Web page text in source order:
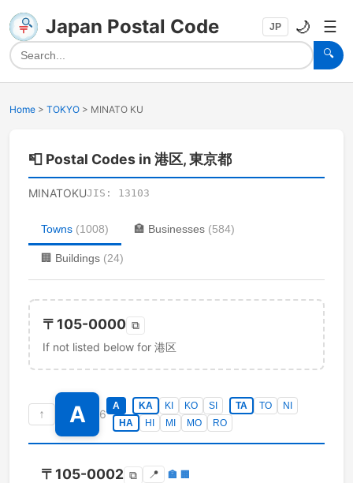
Japan Postal Code
🔍
JP 🌙 ☰
Home > TOKYO > MINATO KU
📮 Postal Codes in 港区, 東京都
MINATOKUJIS: 13103
Towns (1008) 🏣 Businesses (584)
🏢 Buildings (24)
〒 105-0000 ⧉
If not listed below for 港区
↑ A 6
A KA KI KO SI TA TO
NI
HA
HI MI MO RO
〒 105-0002 ⧉ 📍 🏣 🏢